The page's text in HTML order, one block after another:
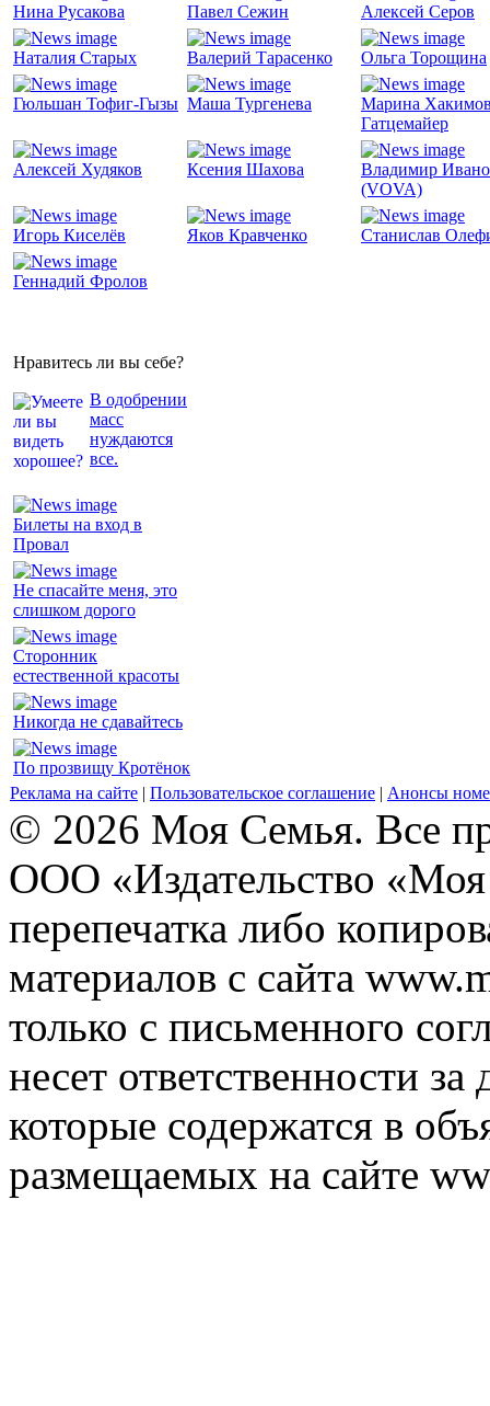
Нина Русакова Павел Сежин Алексей Серов
Наталия Старых Валерий Тарасенко Ольга Торощина
Гюльшан Тофиг-Гызы Маша Тургенева
Марина
Гатцемайер
Алексей Худяков Ксения Шахова
Владимир
(VOVA)
Игорь Киселёв Яков Кравченко Станислав
Геннадий Фролов
Нравитесь ли вы себе?
В одобрении
масс
нуждаются
все.
Билеты на вход в
Провал
Не спасайте меня, это
слишком дорого
Сторонник
естественной красоты
Никогда не сдавайтесь
По прозвищу Кротёнок
Реклама на сайте | Пользовательское соглашение | Анонсы
© 2026 Моя Семья. Все
ООО «Издательство
перепечатка либо
материалов с сайта
только с письменного
несет ответственности
которые содержатся в
размещаемых на сайте